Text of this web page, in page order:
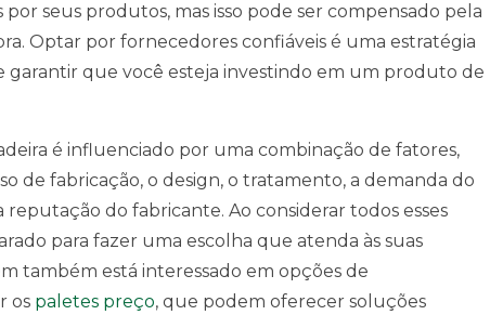
seus produtos, mas isso pode ser compensado pela
Optar por fornecedores confiáveis é uma estratégia
que você esteja investindo em um produto de
é influenciado por uma combinação de fatores,
de fabricação, o design, o tratamento, a demanda do
reputação do fabricante. Ao considerar todos esses
para fazer uma escolha que atenda às suas
também está interessado em opções de
os paletes preço, que podem oferecer soluções